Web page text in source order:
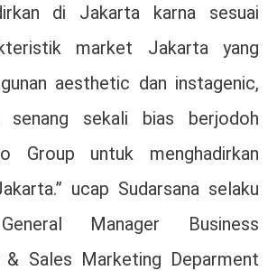
di Jakarta karna sesuai
market Jakarta yang
aesthetic dan instagenic,
senang sekali bias berjodoh
Group untuk menghadirkan
ucap Sudarsana selaku
Manager Business
& Sales Marketing Deparment